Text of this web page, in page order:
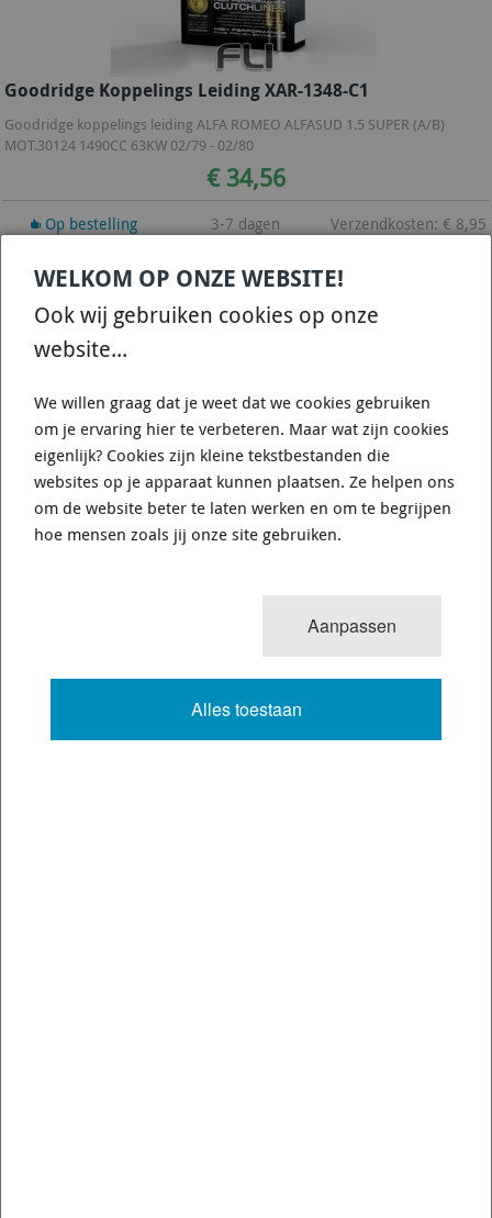
Goodridge Koppelings Leiding XAR-1348-C1
Goodridge koppelings leiding ALFA ROMEO ALFASUD 1.5 SUPER (A/B)
MOT.30124 1490CC 63KW 02/79 - 02/80
€ 34,56
Op bestelling
3-7 dagen
Verzendkosten: € 8,95
Goodridge koppelings leiding ALFA ROMEO ALFASUD 1.5 SUPER (A/B)
leverbaar
3-7 dagen
(Nederland)
WELKOM OP ONZE WEBSITE!
Ook wij gebruiken cookies op onze
website...
We willen graag dat je weet dat we cookies gebruiken
om je ervaring hier te verbeteren. Maar wat zijn cookies
eigenlijk? Cookies zijn kleine tekstbestanden die
websites op je apparaat kunnen plaatsen. Ze helpen ons
om de website beter te laten werken en om te begrijpen
hoe mensen zoals jij onze site gebruiken.
Aanpassen
Alles toestaan